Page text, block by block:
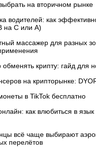
на вторичном рынке
водителей: как
на C или А)
массажер для разных
обменять крипту: гайд для
на крипторынке:
в TikTok бесплатно
как влюбиться в язык
всё чаще выбирают
перелётов